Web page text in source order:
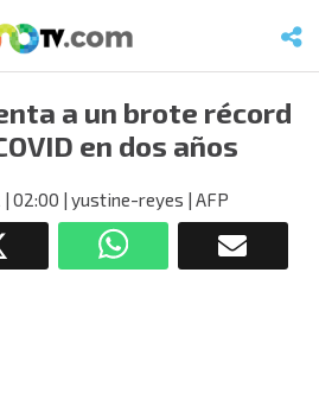
a un brote récord
en dos años
| 02:00 | yustine-reyes | AFP